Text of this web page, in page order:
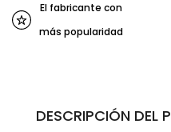
El fabricante con
más popularidad
DESCRIPCIÓN DEL